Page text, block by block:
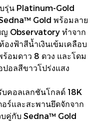
รุ่น Platinum-Gold
Gold พร้อมลาย
ญ Observatory ทำจาก
องฟ้าสีน้ำเงินเข้มเคลือบ
อมดาว 8 ดวง และโดม
อลสีขาวโปร่งแสง
คอลเลกชันโกลด์ 18K
อร์และสะพานยึดจักจาก
คู่กับ Sedna™ Gold